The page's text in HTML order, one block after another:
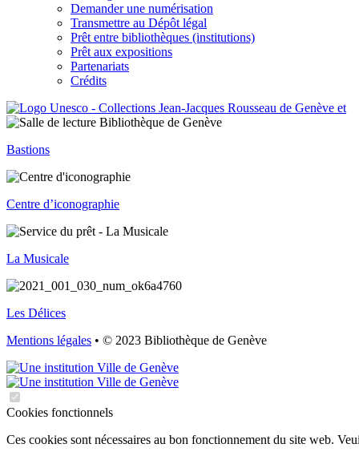
Demander une numérisation
Transmettre au Dépôt légal
Prêt entre bibliothèques (institutions)
Prêt aux expositions
Partenariats
Crédits
Bastions
Centre d’iconographie
La Musicale
Les Délices
Mentions légales • © 2023 Bibliothèque de Genève
Cookies fonctionnels
Ces cookies sont nécessaires au bon fonctionnement du site web.